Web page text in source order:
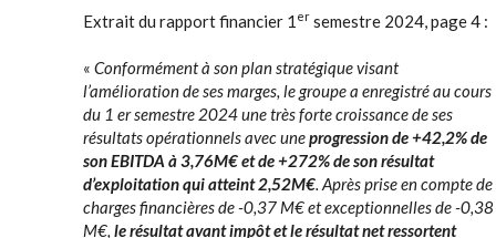
Extrait du rapport financier 1 er semestre 2024, page 4 :
« Conformément à son plan stratégique visant
l’amélioration de ses marges, le groupe a enregistré au cours
du 1 er semestre 2024 une très forte croissance de ses
résultats opérationnels avec uneprogression de +42,2% de
son EBITDA à 3,76M€ et de +272% de son résultat
d’exploitation qui atteint 2,52M€. Après prise en compte de
charges financières de -0,37 M€ et exceptionnelles de -0,38
M€, le résultat avant impôt et le résultat net ressortent